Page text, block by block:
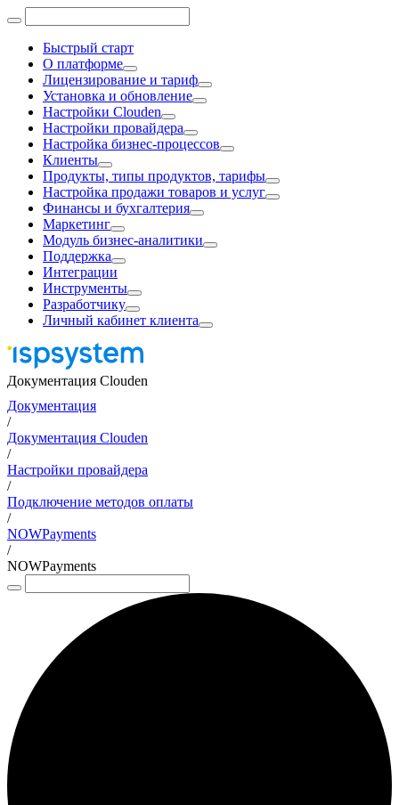
Быстрый старт
О платформе
Лицензирование и тариф
Установка и обновление
Настройки Clouden
Настройки провайдера
Настройка бизнес-процессов
Клиенты
Продукты, типы продуктов, тарифы
Настройка продажи товаров и услуг
Финансы и бухгалтерия
Маркетинг
Модуль бизнес-аналитики
Поддержка
Интеграции
Инструменты
Разработчику
Личный кабинет клиента
Документация Clouden
Документация
/
Документация Clouden
/
Настройки провайдера
/
Подключение методов оплаты
/
NOWPayments
/
NOWPayments